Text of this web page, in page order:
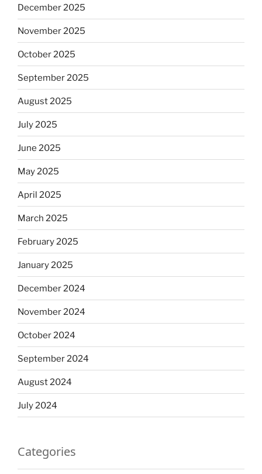
December 2025
November 2025
October 2025
September 2025
August 2025
July 2025
June 2025
May 2025
April 2025
March 2025
February 2025
January 2025
December 2024
November 2024
October 2024
September 2024
August 2024
July 2024
Categories